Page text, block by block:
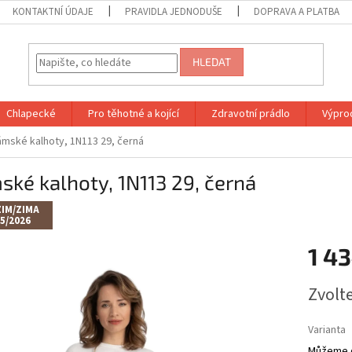
KONTAKTNÍ ÚDAJE PRAVIDLA JEDNODUŠE DOPRAVA A PLATBA
HLEDAT
Chlapecké Pro těhotné a kojící Zdravotní prádlo
kalhoty, 1N113 29, černá
kalhoty, 1N113 29, černá
ZIMA
2026
1
cena:
Varianta